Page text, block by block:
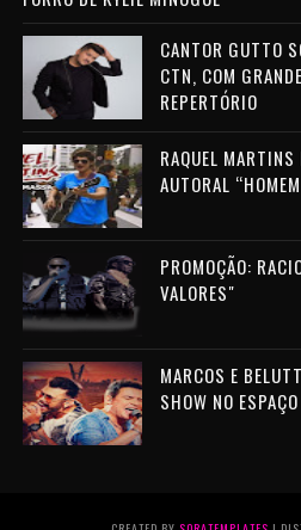
CANTOR GUTTO
CTN, COM
REPERTÓRIO
RAQUEL MARTINS
AUTORAL
PROMOÇÃO:
VALORES"
MARCOS E
SHOW NO